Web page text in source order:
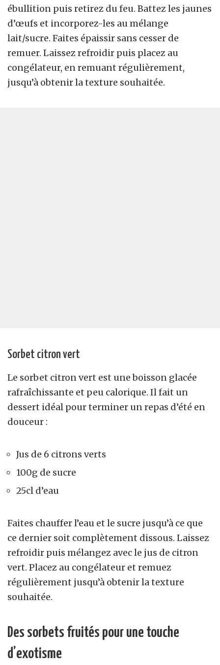
ébullition puis retirez du feu. Battez les jaunes
d’œufs et incorporez-les au mélange
lait/sucre. Faites épaissir sans cesser de
remuer. Laissez refroidir puis placez au
congélateur, en remuant régulièrement,
jusqu’à obtenir la texture souhaitée.
Sorbet citron vert
Le sorbet citron vert est une boisson glacée
rafraîchissante et peu calorique. Il fait un
dessert idéal pour terminer un repas d’été en
douceur :
Jus de 6 citrons verts
100g de sucre
25cl d’eau
Faites chauffer l’eau et le sucre jusqu’à ce que
ce dernier soit complètement dissous. Laissez
refroidir puis mélangez avec le jus de citron
vert. Placez au congélateur et remuez
régulièrement jusqu’à obtenir la texture
souhaitée.
Des sorbets fruités pour une touche
d’exotisme